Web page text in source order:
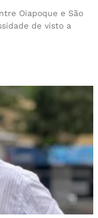
Oiapoque e São
de visto a